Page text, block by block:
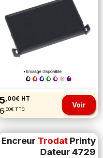
5 ,00€ HT
6 ,00€ TTC Voir
Encreur Trodat Printy
Dateur 4729